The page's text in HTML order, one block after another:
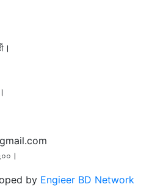
by Engieer BD Network